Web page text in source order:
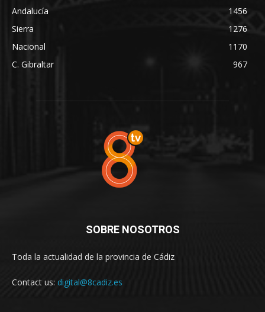
Andalucía
1456
Sierra
1276
Nacional
1170
C. Gibraltar
967
SOBRE NOSOTROS
Toda la actualidad de la provincia de Cádiz
Contact us: digital@8cadiz.es